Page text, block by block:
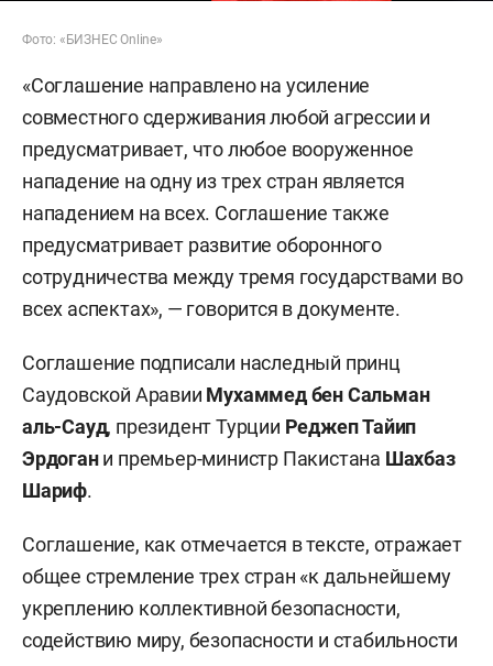
Фото: «БИЗНЕС Online»
«Соглашение направлено на усиление
совместного сдерживания любой агрессии и
предусматривает, что любое вооруженное
нападение на одну из трех стран является
нападением на всех. Соглашение также
предусматривает развитие оборонного
сотрудничества между тремя государствами во
всех аспектах», — говорится в документе.
Соглашение подписали наследный принц
Саудовской Аравии Мухаммед бен Сальман
аль-Сауд, президент Турции РеджепТайип
Эрдогани премьер-министр Пакистана Шахбаз
Шариф.
Соглашение, как отмечается в тексте, отражает
общее стремление трех стран «к дальнейшему
укреплению коллективной безопасности,
содействию миру, безопасности и стабильности